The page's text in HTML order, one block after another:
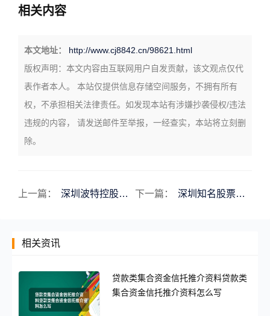
相关内容
本文地址：
http://www.cj8842.cn/98621.html
版权声明： 本文内容由互联网用户自发贡献，该文观点仅代
表作者本人。 本站仅提供信息存储空间服务，不拥有所有
权，不承担相关法律责任。如发现本站有涉嫌抄袭侵权/违法
违规的内容， 请发送邮件至举报，一经查实，本站将立刻删
除。
上一篇： 深圳波特控股有限公司深圳市波特控股有限公司 下一篇： 深圳知名股票知名的股票
相关资讯
贷款类集合资金信托推介资料贷款类
集合资金信托推介资料怎么写